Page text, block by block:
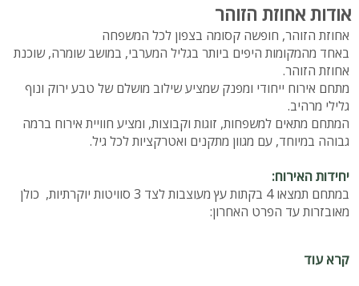
אודות אחוזת הזוהר
אחוזת הזוהר, חופשה קסומה בצפון לכל המשפחה
באחד מהמקומות היפים ביותר בגליל המערבי, במושב שומרה, שוכנת
אחוזת הזוהר.
מתחם אירוח ייחודי ומפנק שמציע שילוב מושלם של טבע ירוק ונוף
גלילי מרהיב.
המתחם מתאים למשפחות, זוגות וקבוצות, ומציע חוויית אירוח ברמה
גבוהה במיוחד, עם מגוון מתקנים ואטרקציות לכל גיל.
יחידות האירוח:
במתחם תמצאו 4 בקתות עץ מעוצבות לצד 3 סוויטות יוקרתיות, כולן
מאובזרות עד הפרט האחרון:
חדר שינה עם מיטה זוגית
קרא עוד